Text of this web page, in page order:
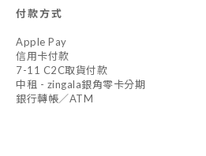
付款方式
Apple Pay
信用卡付款
7-11 C2C取貨付款
中租 - zingala銀角零卡分期
銀行轉帳／ATM